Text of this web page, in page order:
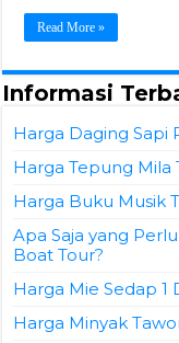
Read More »
Informasi
Harga Daging Sapi
Harga Tepung Mila
Harga Buku Musik
Apa Saja yang
Boat Tour?
Harga Mie Sedap 1
Harga Minyak